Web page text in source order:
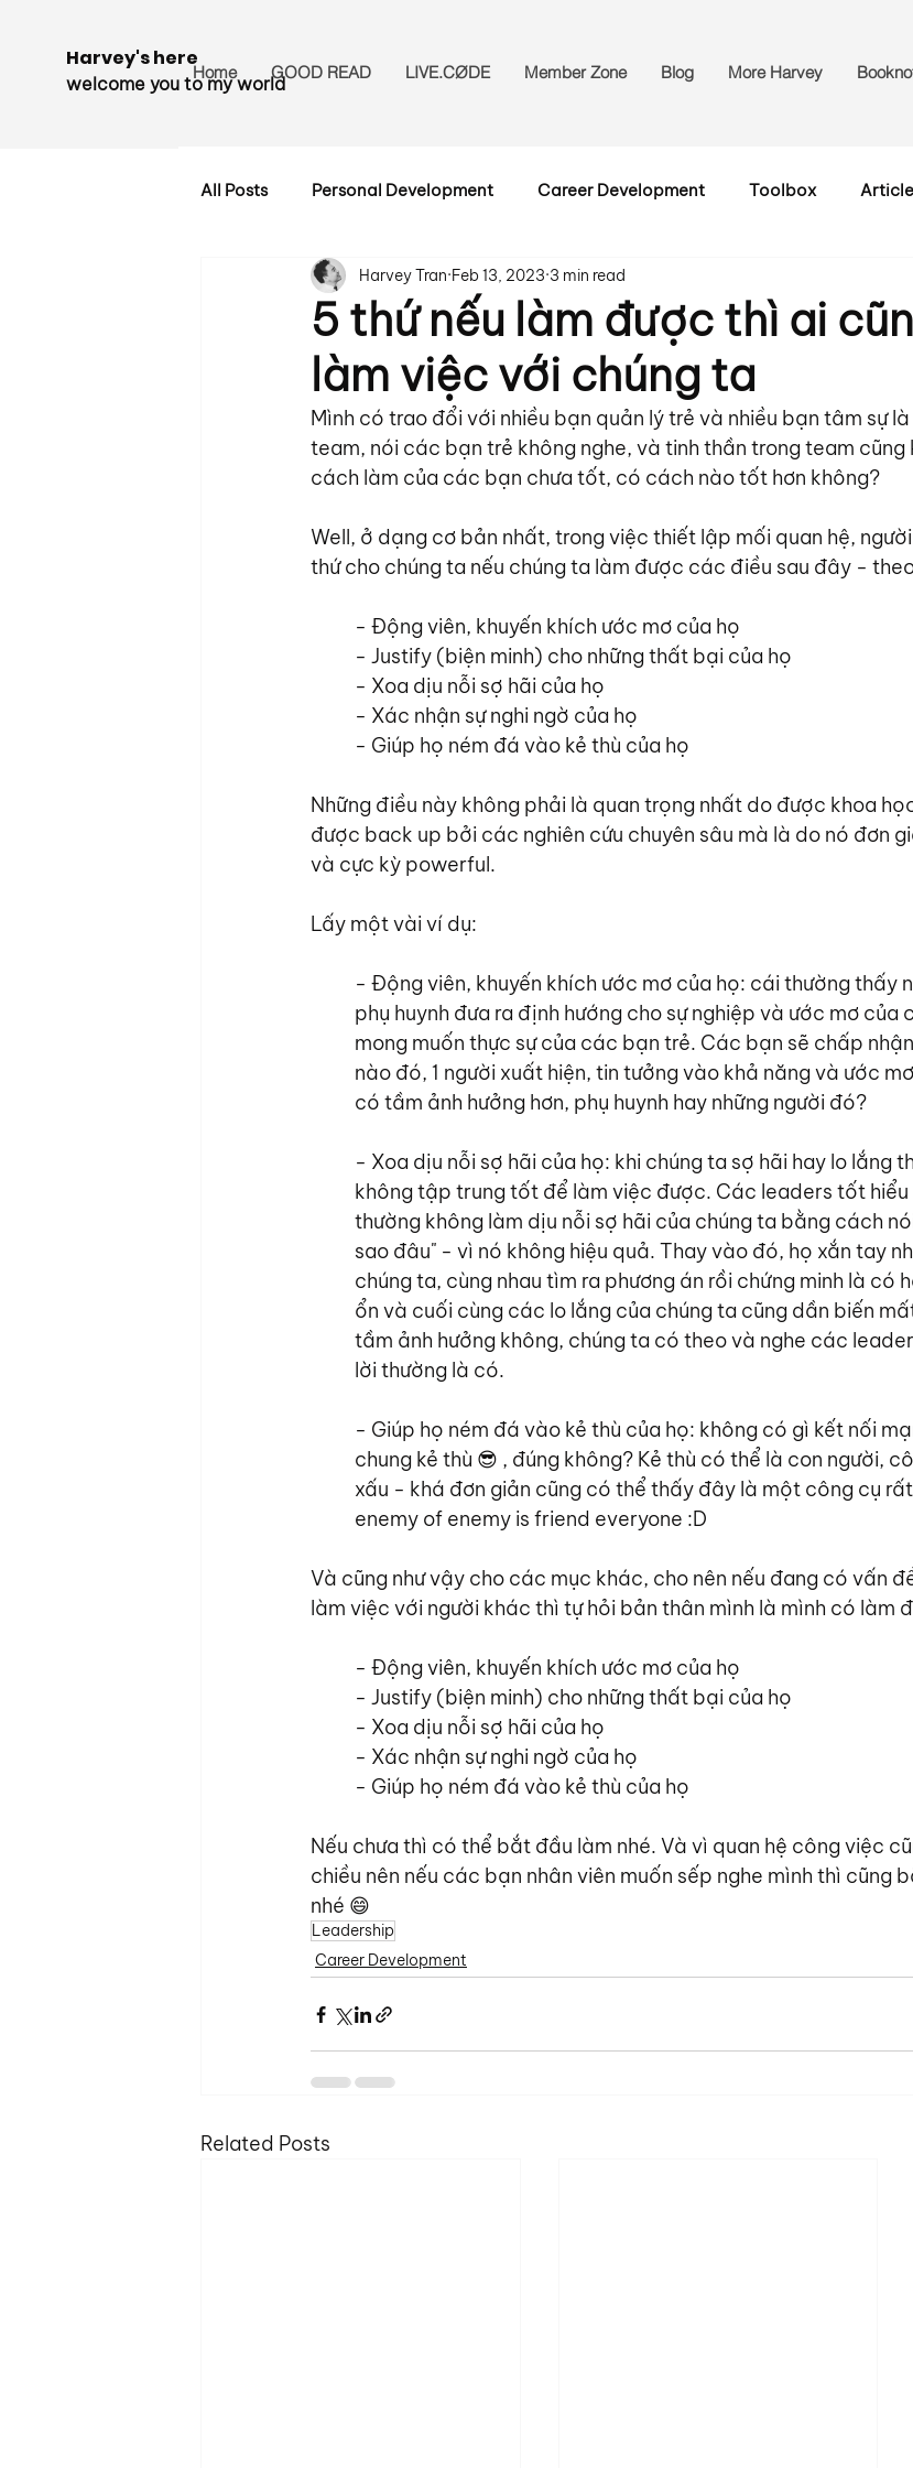
Harvey's here
welcome you to my world
Home GOOD READ LIVE.CØDE Member Zone Blog More Harvey
All Posts Personal Development Career Development Toolbox Article
5 thứ nếu làm được thì ai
làm việc với chúng ta
Harvey Tran Feb 13, 2023 3 min read
Mình có trao đổi với nhiều bạn quản lý trẻ và nhiều bạn tâm sự
team, nói các bạn trẻ không nghe, và tinh thần trong team
cách làm của các bạn chưa tốt, có cách nào tốt hơn không?
Well, ở dạng cơ bản nhất, trong việc thiết lập mối quan hệ,
thứ cho chúng ta nếu chúng ta làm được các điều sau đây -
- Động viên, khuyến khích ước mơ của họ
- Justify (biện minh) cho những thất bại của họ
- Xoa dịu nỗi sợ hãi của họ
- Xác nhận sự nghi ngờ của họ
- Giúp họ ném đá vào kẻ thù của họ
Những điều này không phải là quan trọng nhất do được khoa
được back up bởi các nghiên cứu chuyên sâu mà là do nó đơn
và cực kỳ powerful.
Lấy một vài ví dụ:
- Động viên, khuyến khích ước mơ của họ: cái thường thấy
phụ huynh đưa ra định hướng cho sự nghiệp và ước mơ của
mong muốn thực sự của các bạn trẻ. Các bạn sẽ chấp
nào đó, 1 người xuất hiện, tin tưởng vào khả năng và ước
có tầm ảnh hưởng hơn, phụ huynh hay những người đó?
- Xoa dịu nỗi sợ hãi của họ: khi chúng ta sợ hãi hay lo lắng
không tập trung tốt để làm việc được. Các leaders tốt hiểu
thường không làm dịu nỗi sợ hãi của chúng ta bằng cách
sao đâu" - vì nó không hiệu quả. Thay vào đó, họ xắn tay
chúng ta, cùng nhau tìm ra phương án rồi chứng minh là có
ổn và cuối cùng các lo lắng của chúng ta cũng dần biến
tầm ảnh hưởng không, chúng ta có theo và nghe các
lời thường là có.
- Giúp họ ném đá vào kẻ thù của họ: không có gì kết nối
chung kẻ thù 😎 , đúng không? Kẻ thù có thể là con người,
xấu - khá đơn giản cũng có thể thấy đây là một công cụ
enemy of enemy is friend everyone :D
Và cũng như vậy cho các mục khác, cho nên nếu đang có vấn
làm việc với người khác thì tự hỏi bản thân mình là mình có làm
- Động viên, khuyến khích ước mơ của họ
- Justify (biện minh) cho những thất bại của họ
- Xoa dịu nỗi sợ hãi của họ
- Xác nhận sự nghi ngờ của họ
- Giúp họ ném đá vào kẻ thù của họ
Nếu chưa thì có thể bắt đầu làm nhé. Và vì quan hệ công việc
chiều nên nếu các bạn nhân viên muốn sếp nghe mình thì cũng
nhé 😄
Leadership
Career Development
Related Posts